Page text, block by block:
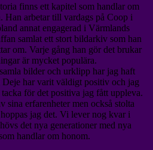
finns ett kapitel som handlar om
arbetar till vardags på Coop i
annat engagerad i Värmlands
samlat ett stort bildarkiv som han
om. Varje gång han gör det brukar
är mycket populära.
bilder och urklipp har jag haft
har varit väldigt positiv och jag
för det positiva jag fått uppleva.
sina erfarenheter men också stolta
jag det. Vi lever nog kvar i
det nya generationer med nya
handlar om honom.